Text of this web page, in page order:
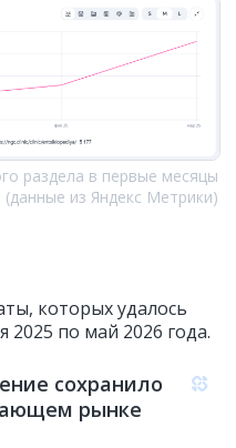
раздела в первые месяцы
из Яндекс Метрики)
которых удалось
2025 по май 2026 года.
сохранило
рынке